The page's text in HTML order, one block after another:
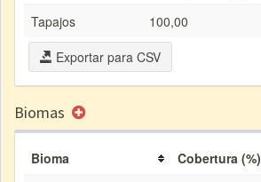
Tapajos
100,00
Exportar para CSV
Biomas
Bioma
Cobertura (%)